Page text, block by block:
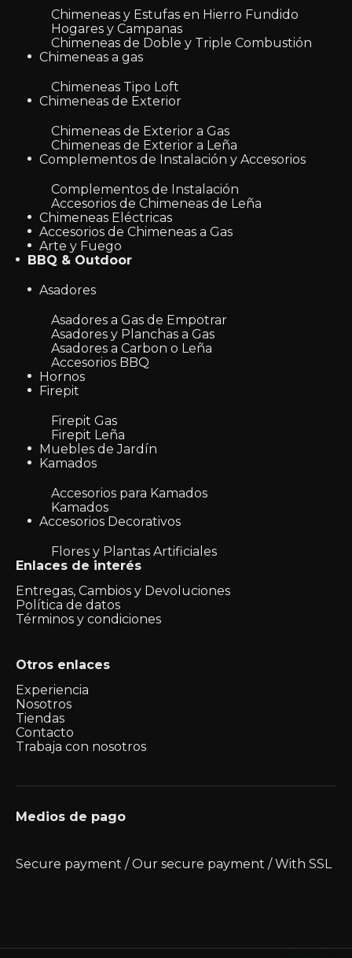
Chimeneas y Estufas en Hierro Fundido
Hogares y Campanas
Chimeneas de Doble y Triple Combustión
Chimeneas a gas
Chimeneas Tipo Loft
Chimeneas de Exterior
Chimeneas de Exterior a Gas
Chimeneas de Exterior a Leña
Complementos de Instalación y Accesorios
Complementos de Instalación
Accesorios de Chimeneas de Leña
Chimeneas Eléctricas
Accesorios de Chimeneas a Gas
Arte y Fuego
BBQ & Outdoor
Asadores
Asadores a Gas de Empotrar
Asadores y Planchas a Gas
Asadores a Carbon o Leña
Accesorios BBQ
Hornos
Firepit
Firepit Gas
Firepit Leña
Muebles de Jardín
Kamados
Accesorios para Kamados
Kamados
Accesorios Decorativos
Flores y Plantas Artificiales
Enlaces de interés
Entregas, Cambios y Devoluciones
Política de datos
Términos y condiciones
Otros enlaces
Experiencia
Nosotros
Tiendas
Contacto
Trabaja con nosotros
Medios de pago
Secure payment / Our secure payment / With SSL